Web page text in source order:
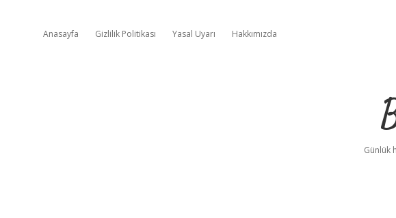
Anasayfa Gizlilik Politikası Yasal Uyarı Hakkımızda
Günlük